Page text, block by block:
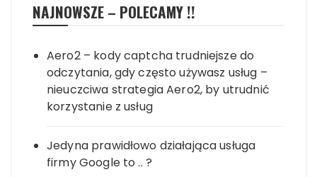
NAJNOWSZE – POLECAMY !!
Aero2 – kody captcha trudniejsze do
odczytania, gdy często używasz usług –
nieuczciwa strategia Aero2, by utrudnić
korzystanie z usług
Jedyna prawidłowo działająca usługa
firmy Google to .. ?